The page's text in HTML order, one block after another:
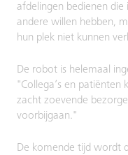
afdelingen bedienen die
andere willen hebben,
hun plek niet kunnen
De robot is helemaal
"Collega’s en patiënten
zacht zoevende
voorbijgaan."
De komende tijd wordt